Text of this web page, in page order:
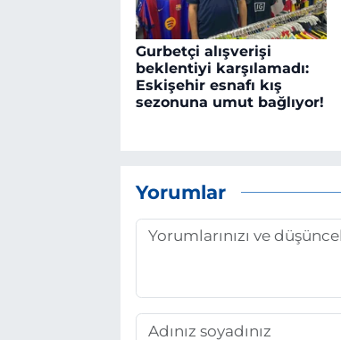
Gurbetçi alışverişi
beklentiyi karşılamadı:
Eskişehir esnafı kış
sezonuna umut bağlıyor!
Yorumlar